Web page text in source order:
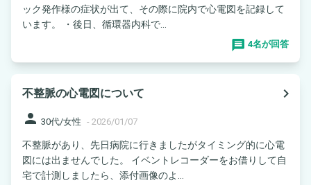
ック発作様の症状が出て、その際に院内で心電図を記録して
います。 ・後日、循環器内科で...
4名が回答
不整脈の心電図について
navigate_next
person 30代/女性 - 2026/01/07
不整脈があり、先日病院に行きましたがタイミング的に心電
図には出ませんでした。 イベントレコーダーをお借りして自
宅で計測しましたら、添付画像のよ...